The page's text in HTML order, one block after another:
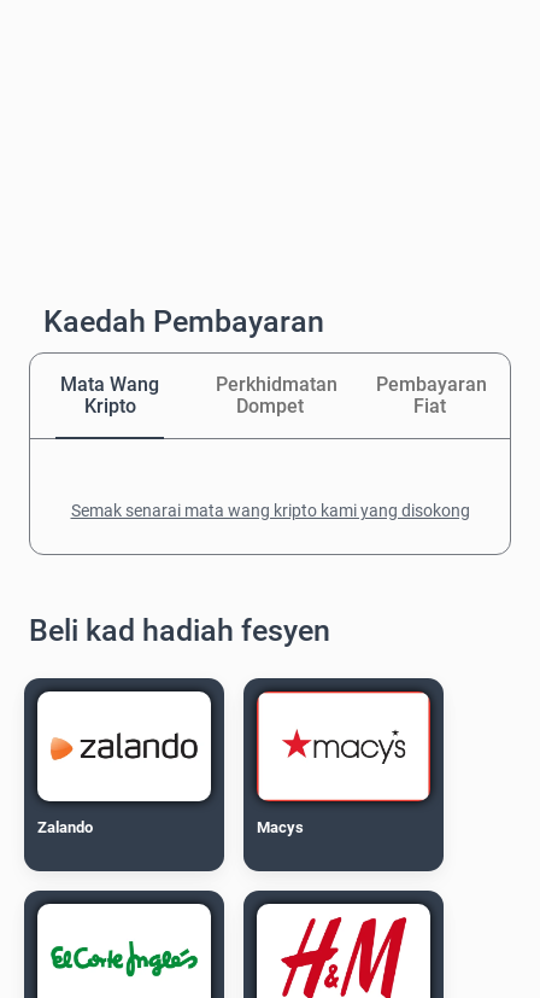
Kaedah Pembayaran
Mata Wang
Kripto
Perkhidmatan
Dompet
Pembayaran
Fiat
Semak senarai mata wang kripto kami yang disokong
Beli kad hadiah fesyen
Zalando Macys